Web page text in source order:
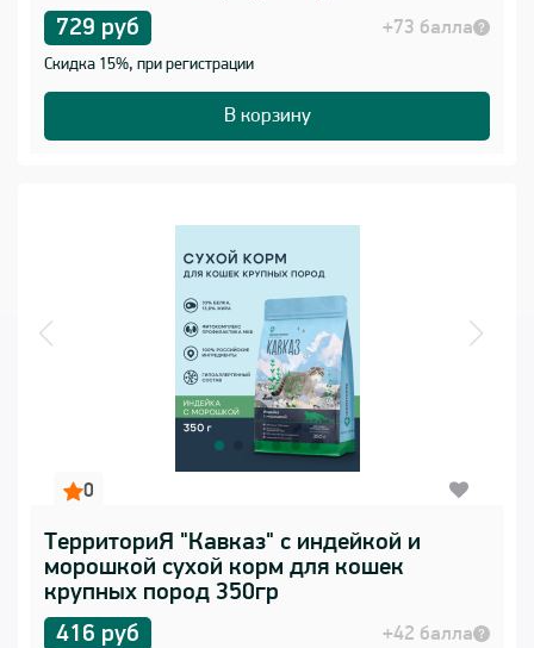
729 руб
+73 балла
Скидка 15%, при регистрации
В корзину
0
ТерриториЯ "Кавказ" с индейкой и
морошкой сухой корм для кошек
крупных пород 350гр
416 руб
+42 балла